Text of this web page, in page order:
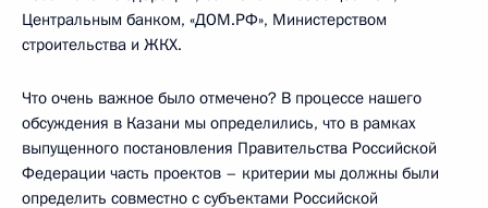
Центральным банком, «ДОМ.РФ», Министерством
строительства и ЖКХ.
Что очень важное было отмечено? В процессе нашего
обсуждения в Казани мы определились, что в рамках
выпущенного постановления Правительства Российской
Федерации часть проектов – критерии мы должны были
определить совместно с субъектами Российской